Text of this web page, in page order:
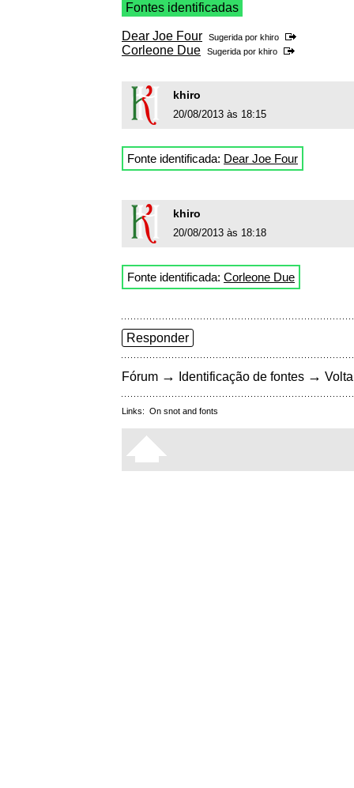
Fontes identificadas
Dear Joe Four Sugerida por khiro
Corleone Due Sugerida por khiro
khiro
20/08/2013 às 18:15
Fonte identificada: Dear Joe Four
khiro
20/08/2013 às 18:18
Fonte identificada: Corleone Due
Responder
Fórum → Identificação de fontes →
Links: On snot and fonts